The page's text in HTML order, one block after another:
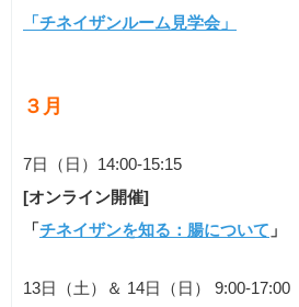
「チネイザンルーム見学会」
３月
7日（日）14:00-15:15
[オンライン開催]
「チネイザンを知る：腸について 」
13日（土）＆ 14日（日） 9:00-17:00